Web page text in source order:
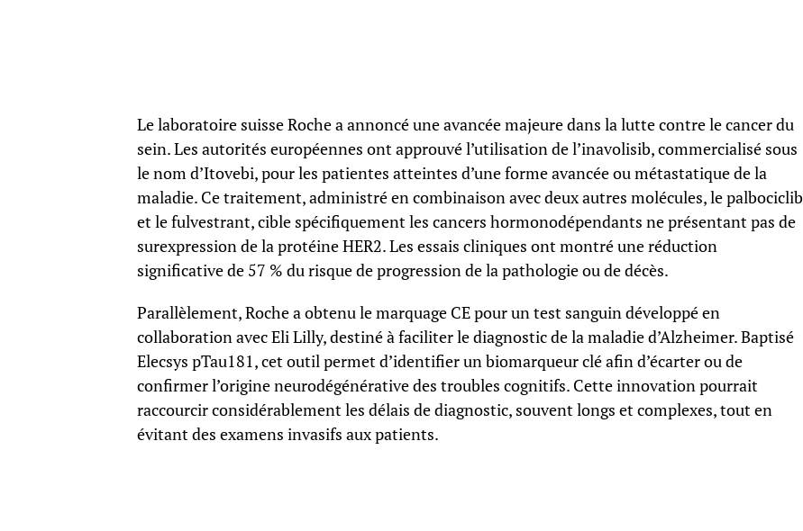
Le laboratoire suisse Roche a annoncé une avancée majeure dans la lutte contre le cancer du
sein. Les autorités européennes ont approuvé l’utilisation de l’inavolisib, commercialisé sous
le nom d’Itovebi, pour les patientes atteintes d’une forme avancée ou métastatique de la
maladie. Ce traitement, administré en combinaison avec deux autres molécules, le palbociclib
et le fulvestrant, cible spécifiquement les cancers hormonodépendants ne présentant pas de
surexpression de la protéine HER2. Les essais cliniques ont montré une réduction
significative de 57 % du risque de progression de la pathologie ou de décès.
Parallèlement, Roche a obtenu le marquage CE pour un test sanguin développé en
collaboration avec Eli Lilly, destiné à faciliter le diagnostic de la maladie d’Alzheimer. Baptisé
Elecsys pTau181, cet outil permet d’identifier un biomarqueur clé afin d’écarter ou de
confirmer l’origine neurodégénérative des troubles cognitifs. Cette innovation pourrait
raccourcir considérablement les délais de diagnostic, souvent longs et complexes, tout en
évitant des examens invasifs aux patients.